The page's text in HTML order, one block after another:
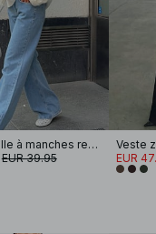
Pull en maille à manches retroussées
EUR 39.95
EUR